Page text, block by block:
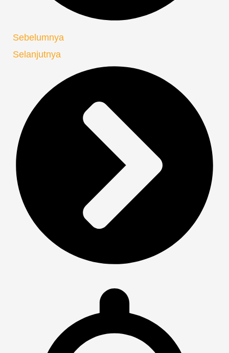
Sebelumnya
Selanjutnya